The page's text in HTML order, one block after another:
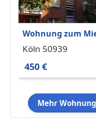
Wohnung zum
in Köln 450 € 28 m²
Köln 50939
450 €
Mehr